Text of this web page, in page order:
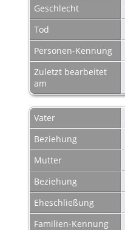
Geschlecht
Tod
Personen-Kennung
Zuletzt bearbeitet
am
Vater
Beziehung
Mutter
Beziehung
Eheschließung
Familien-Kennung